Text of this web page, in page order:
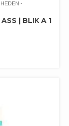
| BLIK A 1